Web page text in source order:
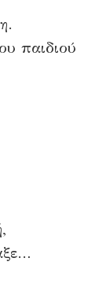
παιδιού